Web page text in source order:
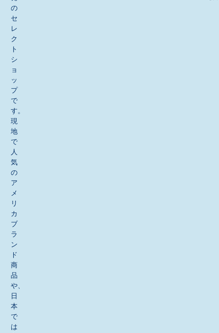
の
セ
レ
ク
ト
シ
ョ
ッ
プ
で
す。
現
地
で
人
気
の
ア
メ
リ
カ
ブ
ラ
ン
ド
商
品
や、
日
本
で
は